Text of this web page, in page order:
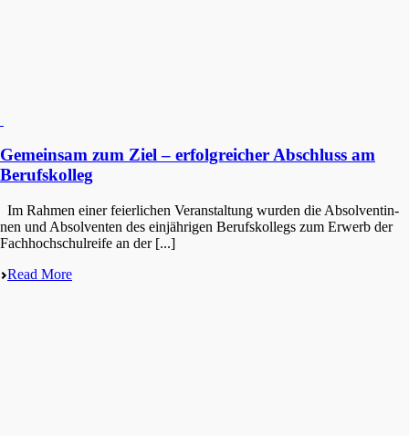
Gemeinsam zum Ziel – erfolgreicher Abschluss am
Berufskolleg
Im Rahmen einer feier­li­chen Veran­stal­tung wurden die Absol­ven­tin­
nen und Absol­ven­ten des einjäh­ri­gen Berufs­kol­legs zum Erwerb der
Fachhoch­schul­rei­fe an der [...]
Read More